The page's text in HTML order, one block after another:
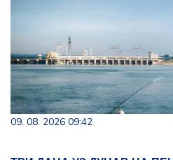
09. 08. 2026 09:42